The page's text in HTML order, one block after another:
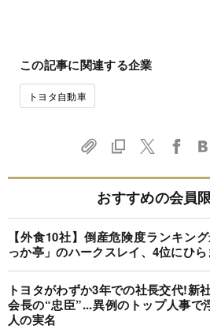
この記事に関連する企業
トヨタ自動車
おすすめの会員
【外食10社】倒産危険度ランキン
っか亭」のハークスレイ、4位にひ
トヨタがわずか3年での社長交代!新
会長の“忠臣”...異例のトップ人事で
人の実名